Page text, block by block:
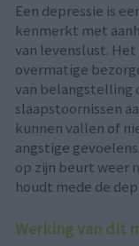
Een depressie is
kenmerkt met
van levenslust.
overmatige
van belangstelling
slaapstoornissen
kunnen vallen of
angstige
op zijn beurt weer
houdt mede de
Werking van dit